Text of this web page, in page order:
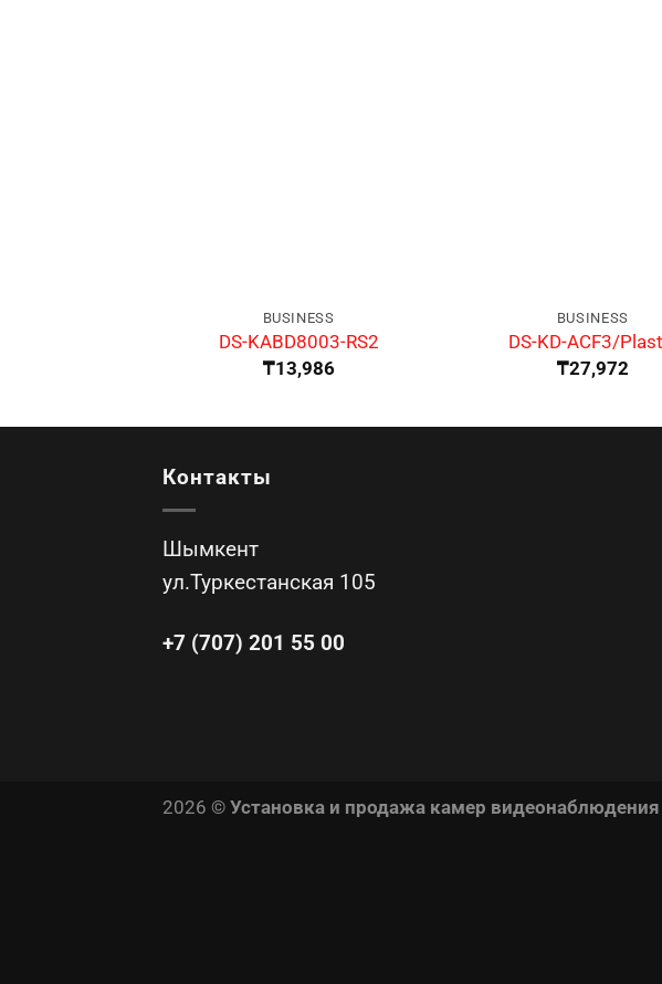
BUSINESS
DS-KABD8003-RS2
₸13,986
BUSINESS
DS-KD-ACF3/
₸27,972
Контакты
Шымкент
ул.Туркестанская 105
+7 (707) 201 55 00
2026 © Установка и продажа камер